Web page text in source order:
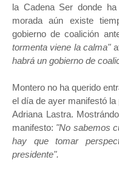
la Cadena Ser donde
morada aún existe
gobierno de coalición
tormenta viene la calma"
habrá un gobierno de
Montero no ha querido
el día de ayer manifestó
Adriana Lastra.
manifesto: "No sabemos
hay que tomar
presidente".